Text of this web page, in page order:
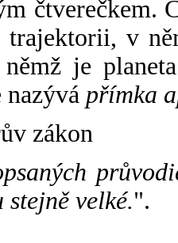
čtverečkem.
v
je
nazývá přímka
zákon
stejně velké.".